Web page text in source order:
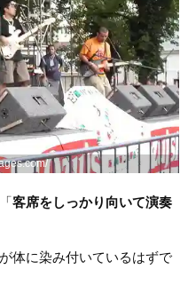
客席をしっかり向いて演奏
体に染み付いているはずで